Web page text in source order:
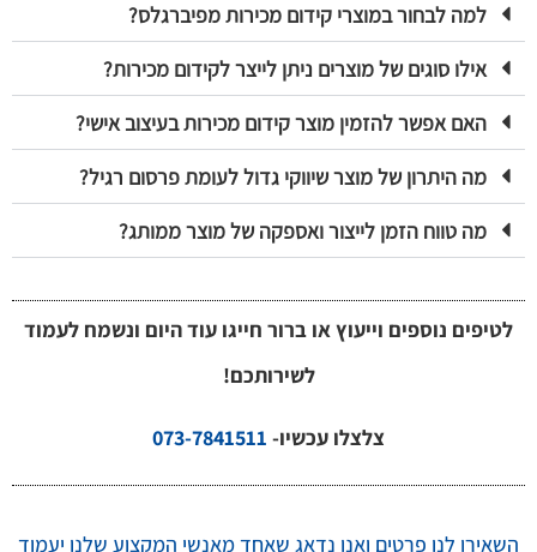
למה לבחור במוצרי קידום מכירות מפיברגלס?
אילו סוגים של מוצרים ניתן לייצר לקידום מכירות?
האם אפשר להזמין מוצר קידום מכירות בעיצוב אישי?
מה היתרון של מוצר שיווקי גדול לעומת פרסום רגיל?
מה טווח הזמן לייצור ואספקה של מוצר ממותג?
לטיפים נוספים וייעוץ או ברור חייגו עוד היום ונשמח לעמוד
לשירותכם!
צלצלו עכשיו- 073-7841511
השאירו לנו פרטים ואנו נדאג שאחד מאנשי המקצוע שלנו יעמוד